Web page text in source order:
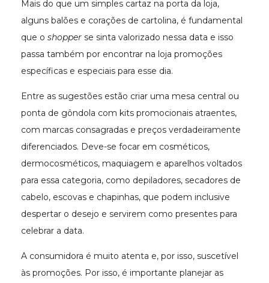
Mais do que um simples cartaz na porta da loja,
alguns balões e corações de cartolina, é fundamental
que o shopper se sinta valorizado nessa data e isso
passa também por encontrar na loja promoções
específicas e especiais para esse dia.
Entre as sugestões estão criar uma mesa central ou
ponta de gôndola com kits promocionais atraentes,
com marcas consagradas e preços verdadeiramente
diferenciados. Deve-se focar em cosméticos,
dermocosméticos, maquiagem e aparelhos voltados
para essa categoria, como depiladores, secadores de
cabelo, escovas e chapinhas, que podem inclusive
despertar o desejo e servirem como presentes para
celebrar a data.
A consumidora é muito atenta e, por isso, suscetível
às promoções. Por isso, é importante planejar as